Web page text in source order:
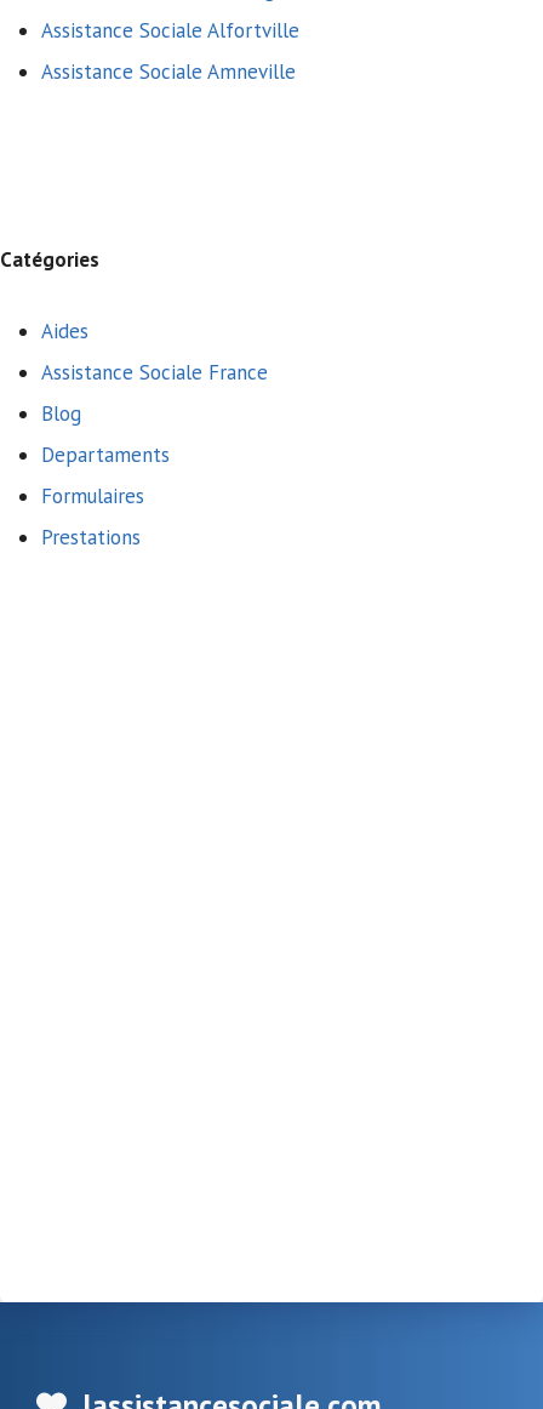
Assistance Sociale Alfortville
Assistance Sociale Amneville
Catégories
Aides
Assistance Sociale France
Blog
Departaments
Formulaires
Prestations